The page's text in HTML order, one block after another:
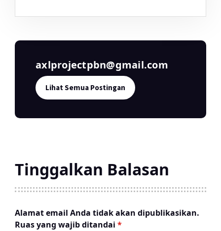
axlprojectpbn@gmail.com
Lihat Semua Postingan
Tinggalkan Balasan
Alamat email Anda tidak akan dipublikasikan.
Ruas yang wajib ditandai *